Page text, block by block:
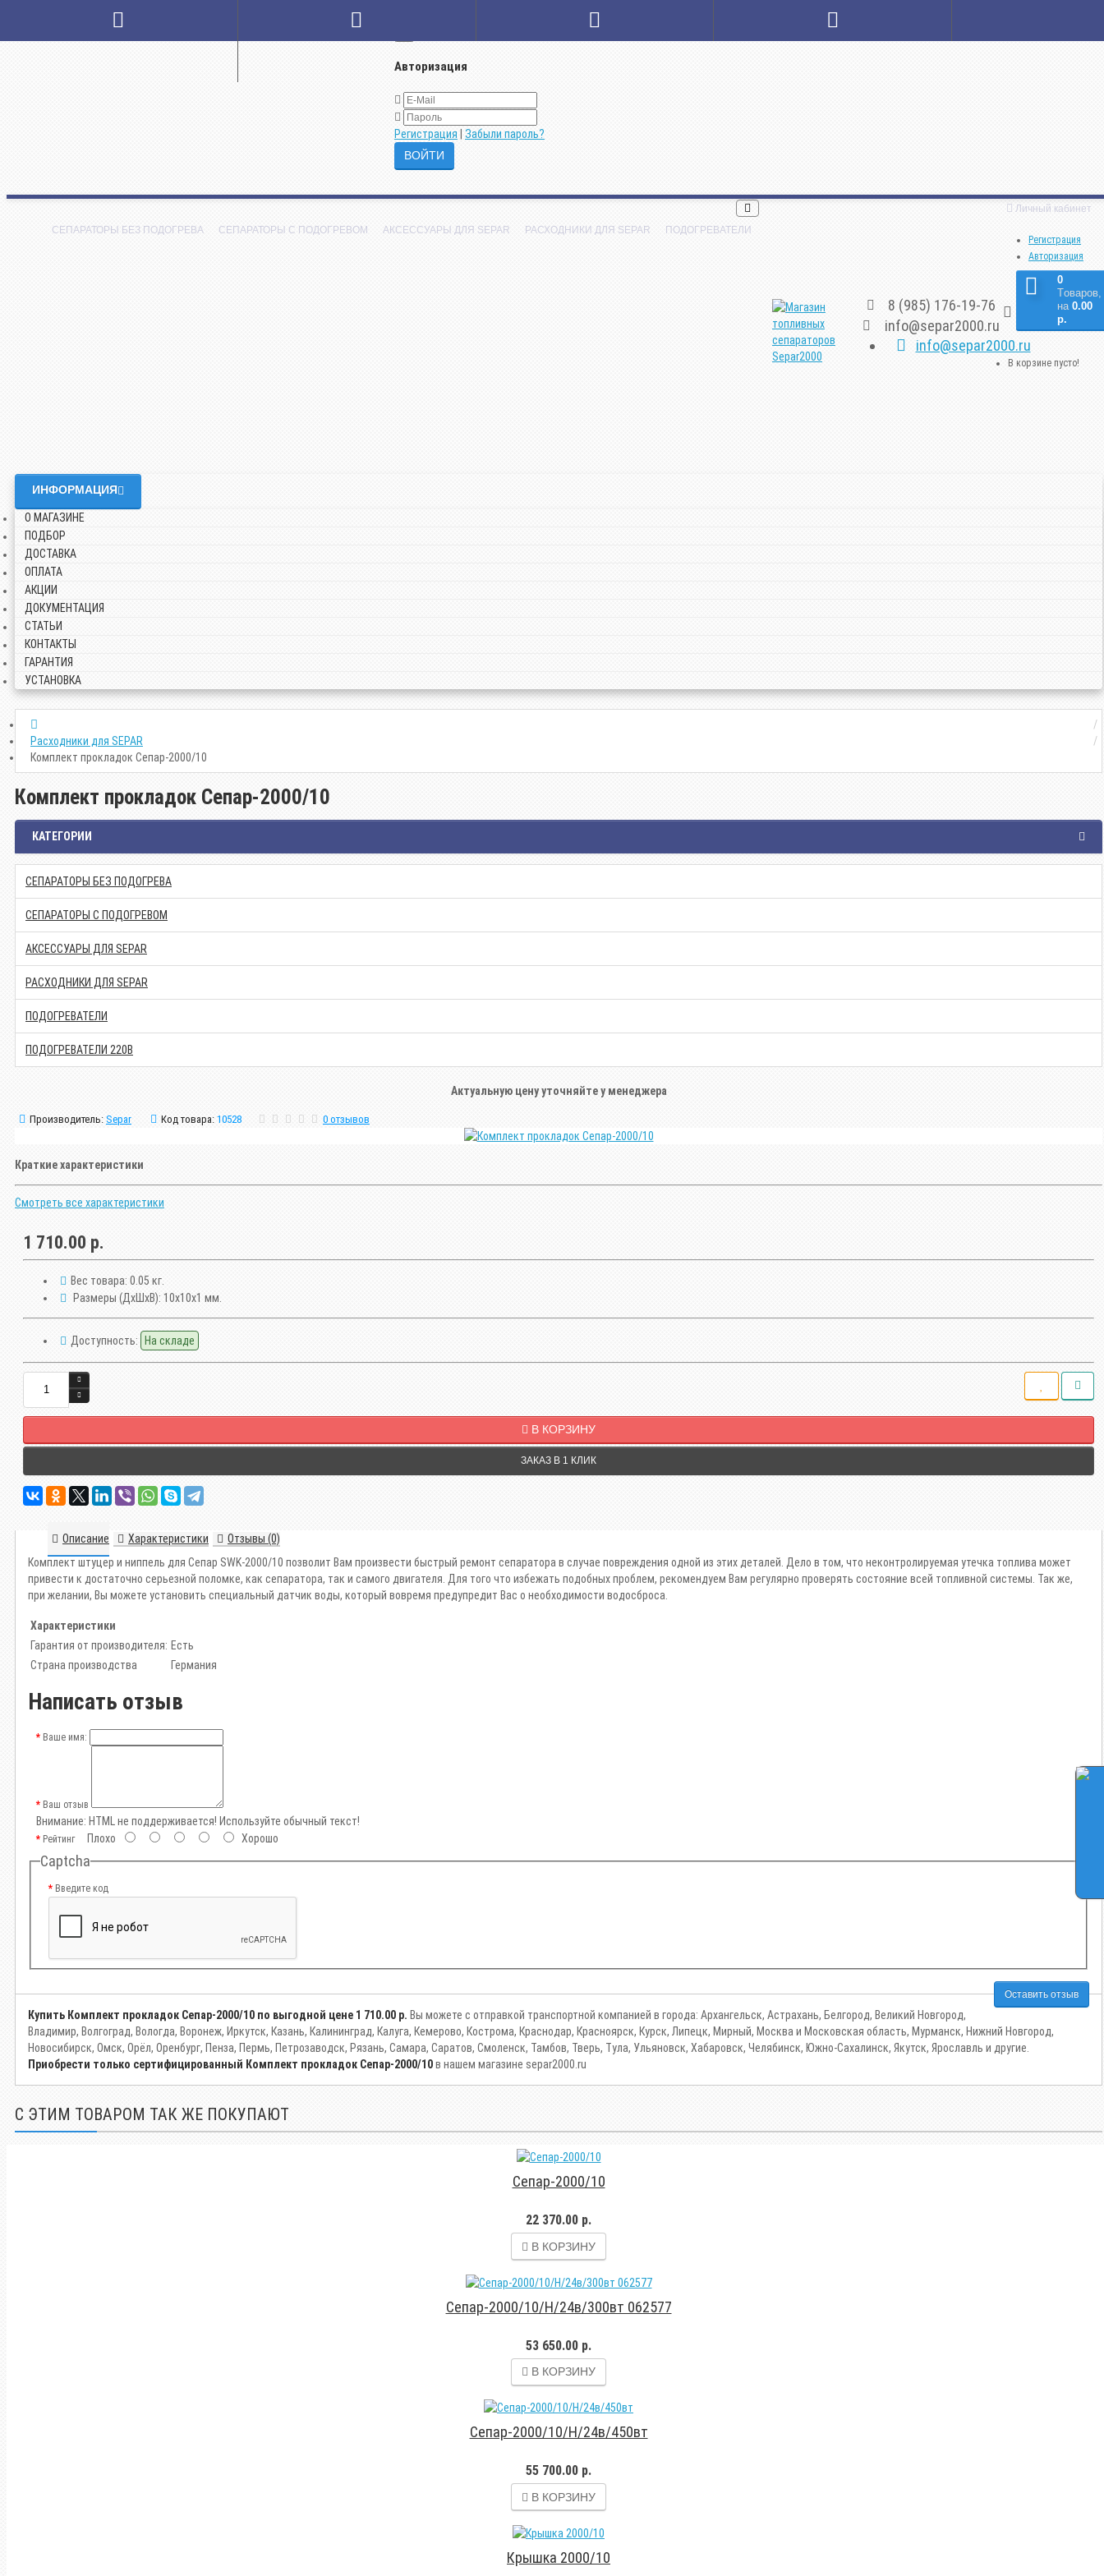
Авторизация
Регистрация Забыли пароль?
СЕПАРАТОРЫ БЕЗ ПОДОГРЕВА СЕПАРАТОРЫ С ПОДОГРЕВОМ АКСЕССУАРЫ ДЛЯ SEPAR РАСХОДНИКИ ДЛЯ SEPAR ПОДОГРЕВАТЕЛИ
Личный кабинет
Регистрация
Авторизация
8 (985) 176-19-76
info@separ2000.ru
info@separ2000.ru
0
Tоваров,
на 0.00
р.
В корзине пусто!
ИНФОРМАЦИЯ
О МАГАЗИНЕ
ПОДБОР
ДОСТАВКА
ОПЛАТА
АКЦИИ
ДОКУМЕНТАЦИЯ
СТАТЬИ
КОНТАКТЫ
ГАРАНТИЯ
УСТАНОВКА
Расходники для SEPAR
Комплект прокладок Сепар-2000/10
Комплект прокладок Сепар-2000/10
КАТЕГОРИИ
СЕПАРАТОРЫ БЕЗ ПОДОГРЕВА
СЕПАРАТОРЫ С ПОДОГРЕВОМ
АКСЕССУАРЫ ДЛЯ SEPAR
РАСХОДНИКИ ДЛЯ SEPAR
ПОДОГРЕВАТЕЛИ
ПОДОГРЕВАТЕЛИ 220В
Актуальную цену уточняйте у менеджера
Производитель: Separ Код товара: 10528 0 отзывов
Краткие характеристики
Смотреть все характеристики
1 710.00 р.
Вес товара: 0.05 кг.
Размеры (ДxШxВ): 10x10x1 мм.
Доступность: На складе
В КОРЗИНУ
ЗАКАЗ В 1 КЛИК
Описание Характеристики
Отзывы (0)
Комплект штуцер и ниппель для Сепар SWK-2000/10 позволит Вам произвести быстрый ремонт сепаратора в случае повреждения одной из этих деталей. Дело в том, что неконтролируемая утечка топлива может
привести к достаточно серьезной поломке, как сепаратора, так и самого двигателя. Для того что избежать подобных проблем, рекомендуем Вам регулярно проверять состояние всей топливной системы. Так же,
при желании, Вы можете установить специальный датчик воды, который вовремя предупредит Вас о необходимости водосброса.
Характеристики
Гарантия от производителя: Есть
Страна производства
Германия
Написать отзыв
Ваше имя:
Ваш отзыв
Внимание: HTML не поддерживается! Используйте обычный текст!
РейтингПлохо Хорошо
Captcha
Введите код
Оставить отзыв
Купить Комплект прокладок Сепар-2000/10 по выгодной цене 1 710.00 р. Вы можете с отправкой транспортной компанией в города: Архангельск, Астрахань, Белгород, Великий Новгород,
Владимир, Волгоград, Вологда, Воронеж, Иркутск, Казань, Калининград, Калуга, Кемерово, Кострома, Краснодар, Красноярск, Курск, Липецк, Мирный, Москва и Московская область, Мурманск, Нижний Новгород,
Новосибирск, Омск, Орёл, Оренбург, Пенза, Пермь, Петрозаводск, Рязань, Самара, Саратов, Смоленск, Тамбов, Тверь, Тула, Ульяновск, Хабаровск, Челябинск, Южно-Сахалинск, Якутск, Ярославль и другие.
Приобрести только сертифицированный Комплект прокладок Сепар-2000/10в нашем магазине separ2000.ru
С ЭТИМ ТОВАРОМ ТАК ЖЕ ПОКУПАЮТ
Сепар-2000/10
22 370.00 р.
В КОРЗИНУ
Сепар-2000/10/Н/24в/300вт 062577
53 650.00 р.
В КОРЗИНУ
Сепар-2000/10/Н/24в/450вт
55 700.00 р.
В КОРЗИНУ
Крышка 2000/10